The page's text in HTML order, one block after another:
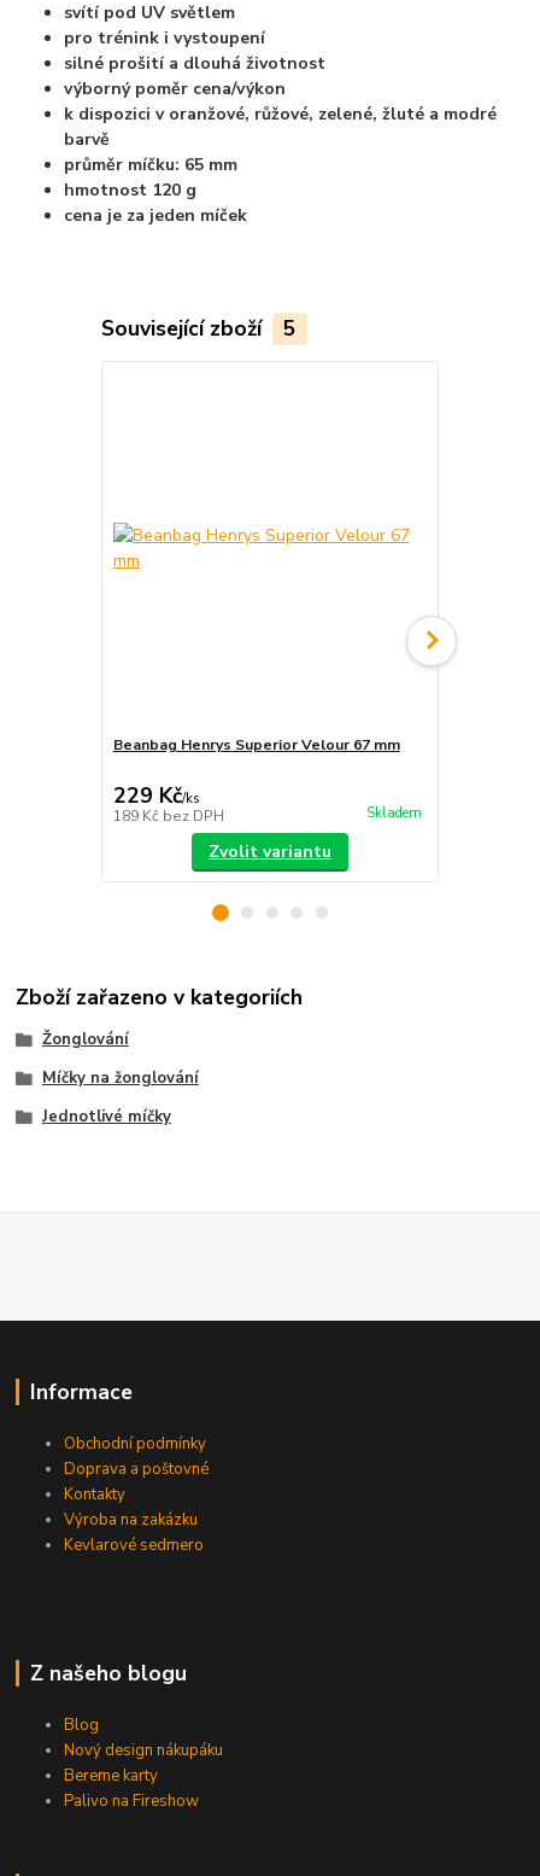
svítí pod UV světlem
pro trénink i vystoupení
silné prošití a dlouhá životnost
výborný poměr cena/výkon
k dispozici v oranžové, růžové, zelené, žluté a modré
barvě
průměr míčku: 65 mm
hmotnost 120 g
cena je za jeden míček
Související zboží 5
Beanbag Henrys Superior Velour 67 mm
229 Kč/ks
189 Kč bez DPH Skladem
Zvolit variantu
Zboží zařazeno v kategoriích
Žonglování
Míčky na žonglování
Jednotlivé míčky
Informace
Obchodní podmínky
Doprava a poštovné
Kontakty
Výroba na zakázku
Kevlarové sedmero
Z našeho blogu
Blog
Nový design nákupáku
Bereme karty
Palivo na Fireshow